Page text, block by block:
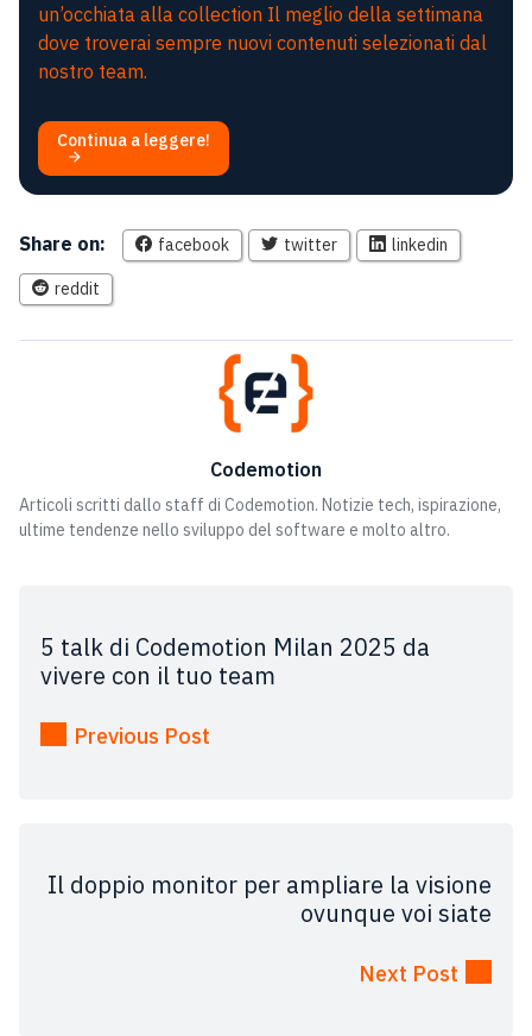
un’occhiata alla collection Il meglio della settimana
dove troverai sempre nuovi contenuti selezionati dal
nostro team.
Continua a leggere!
Share on: facebook twitter linkedin
reddit
Codemotion
Articoli scritti dallo staff di Codemotion. Notizie tech, ispirazione,
ultime tendenze nello sviluppo del software e molto altro.
5 talk di Codemotion Milan 2025 da
vivere con il tuo team
Previous Post
Il doppio monitor per ampliare la visione
ovunque voi siate
Next Post